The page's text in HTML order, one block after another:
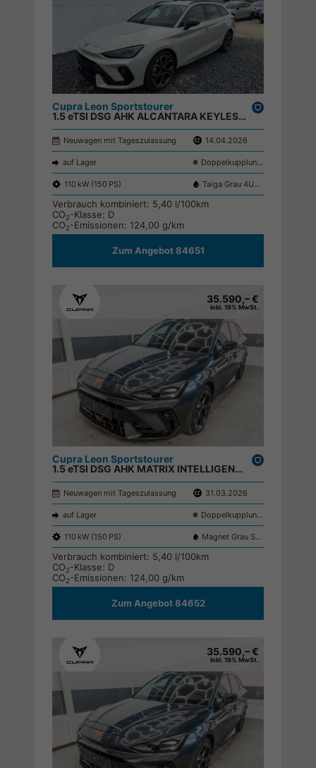
Cupra Leon Sportstourer
1.5 eTSI DSG AHK ALCANTARA KEYLESS RFK ACC PDC SHZ ;
Neuwagen mit Tageszulassung 14.04.2026
auf Lager Doppelkupplungsgetriebe (DSG)
110 kW (150 PS) Taiga Grau 4U4U
Verbrauch kombiniert: 5,40 l/100km
CO2-Klasse: D
CO2-Emissionen: 124,00 g/km
Zum Angebot 84651
35.590,– €
inkl. 19% MwSt.
Cupra Leon Sportstourer
1.5 eTSI DSG AHK MATRIX INTELLIGENT DRIVE KEYLESS RFK ACC PDC SHZ ;
Neuwagen mit Tageszulassung 31.03.2026
auf Lager Doppelkupplungsgetriebe (DSG)
110 kW (150 PS) Magnet Grau S7S7
Verbrauch kombiniert: 5,40 l/100km
CO2-Klasse: D
CO2-Emissionen: 124,00 g/km
Zum Angebot 84652
35.590,– €
inkl. 19% MwSt.